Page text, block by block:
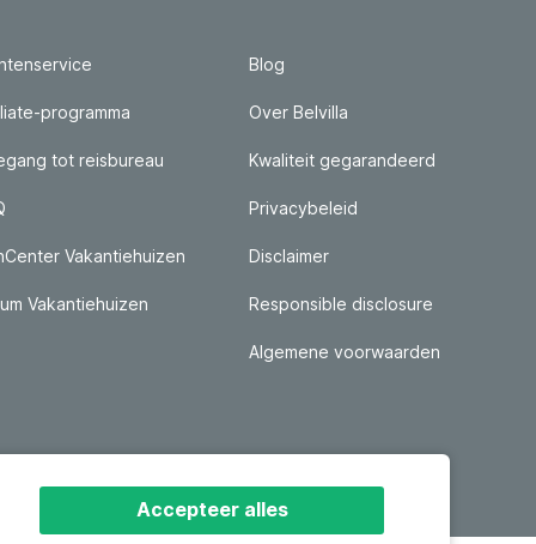
Accepteer alles
programma
tot reisbureau
Vakantiehuizen
Vakantiehuizen
Blog
Over Belvilla
Kwaliteit gegarandeerd
Privacybeleid
Disclaimer
Responsible disclosure
Algemene voorwaarden